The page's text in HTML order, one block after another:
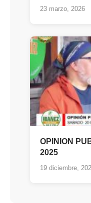
23 marzo, 2026
OPINION
2025
19 diciembre,